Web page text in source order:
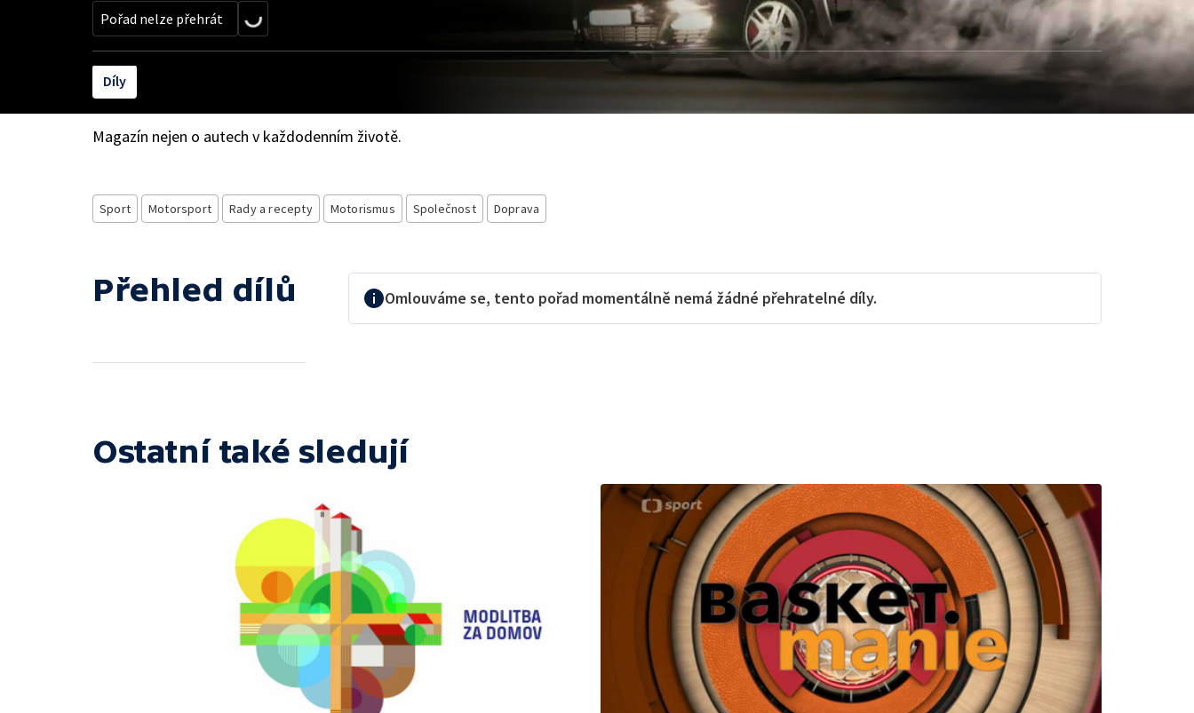
Pořad nelze přehrát
Díly
Magazín nejen o autech v každodenním životě.
Sport Motorsport Rady a recepty Motorismus Společnost Doprava
Přehled dílů Omlouváme se, tento pořad momentálně nemá žádné přehratelné díly.
Ostatní také sledují